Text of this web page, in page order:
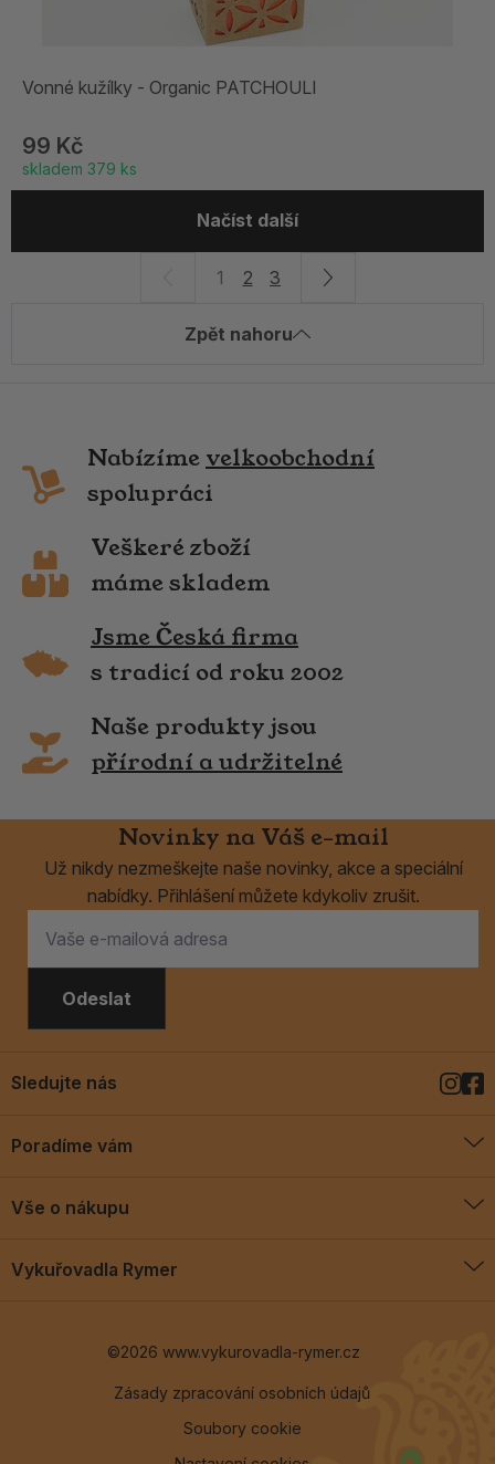
Vonné kužílky - Organic PATCHOULI
99 Kč
skladem 379 ks
Zpět nahoru
Načíst další
1 2 3
Nabízíme velkoobchodní
spolupráci
Veškeré zboží
máme skladem
Jsme Česká firma
s tradicí od roku 2002
Naše produkty jsou
přírodní a udržitelné
Novinky na Váš e-mail
Už nikdy nezmeškejte naše novinky, akce a speciální
nabídky. Přihlášení můžete kdykoliv zrušit.
Odeslat
Poradíme vám
Blog
Vše o nákupu
Vykuřovadla Rymer
Sledujte nás
©2026 www.vykurovadla-rymer.cz
Zásady zpracování osobních údajů
Soubory cookie